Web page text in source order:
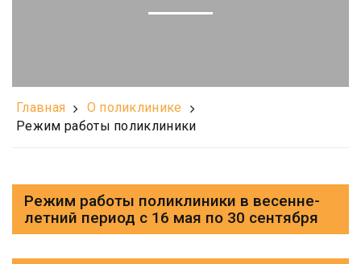
Главная
О поликлинике
Режим работы поликлиники
Режим работы поликлиники в весенне-
летний период с 16 мая по 30 сентября